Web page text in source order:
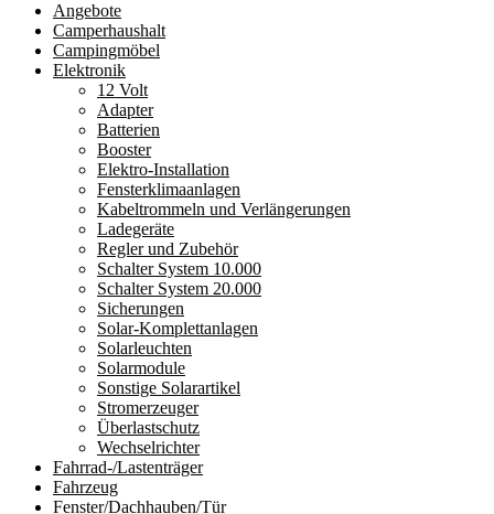
Angebote
Camperhaushalt
Campingmöbel
Elektronik
12 Volt
Adapter
Batterien
Booster
Elektro-Installation
Fensterklimaanlagen
Kabeltrommeln und Verlängerungen
Ladegeräte
Regler und Zubehör
Schalter System 10.000
Schalter System 20.000
Sicherungen
Solar-Komplettanlagen
Solarleuchten
Solarmodule
Sonstige Solarartikel
Stromerzeuger
Überlastschutz
Wechselrichter
Fahrrad-/Lastenträger
Fahrzeug
Fenster/Dachhauben/Tür